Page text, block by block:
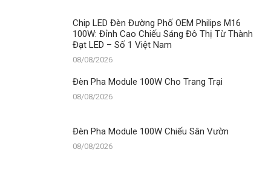
Chip LED Đèn Đường Phố OEM Philips M16
100W: Đỉnh Cao Chiếu Sáng Đô Thị Từ Thành
Đạt LED – Số 1 Việt Nam
08/08/2026
Đèn Pha Module 100W Cho Trang Trại
08/08/2026
Đèn Pha Module 100W Chiếu Sân Vườn
08/08/2026